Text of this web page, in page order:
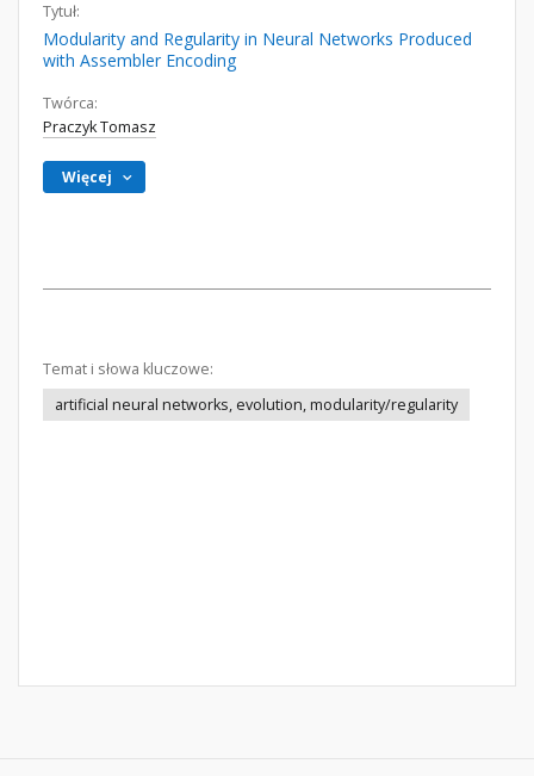
Tytuł:
Modularity and Regularity in Neural Networks Produced
with Assembler Encoding
Twórca:
Praczyk Tomasz
Więcej
Temat i słowa kluczowe:
artificial neural networks, evolution, modularity/regularity